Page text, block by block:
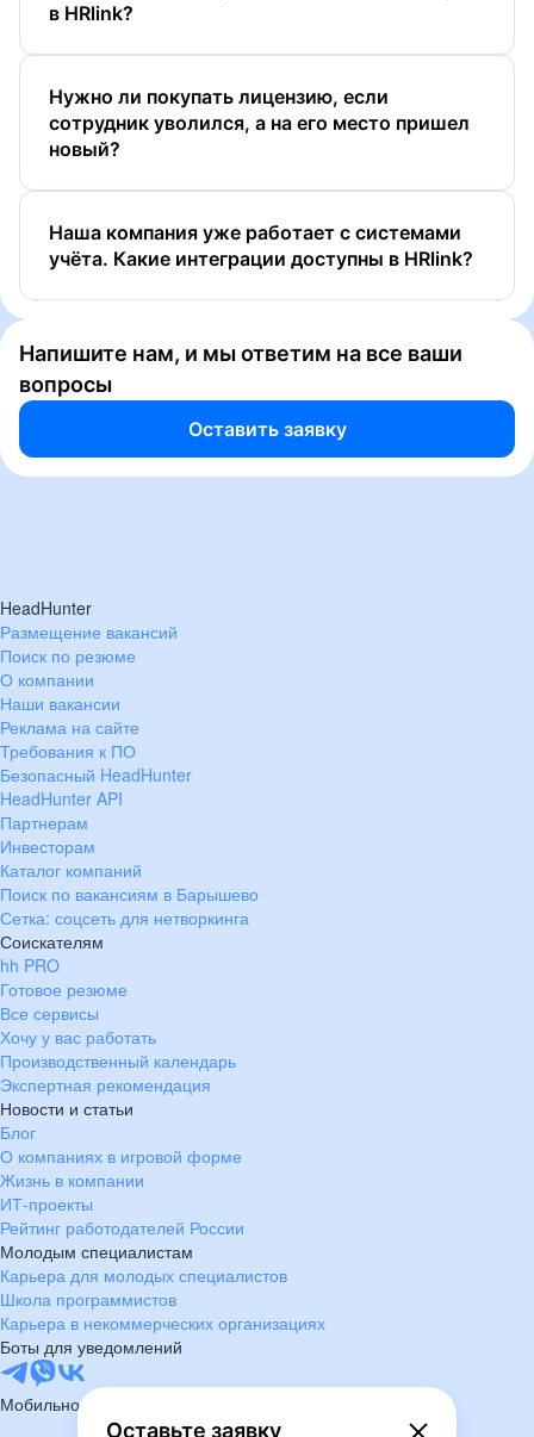
в HRlink?
УНЭП ЕСИА (Госключ)
УКЭП
Нужно ли покупать лицензию, если
сотрудник уволился, а на его место пришел
новый?
Наша компания уже работает с системами
учёта. Какие интеграции доcтупны в HRlink?
Напишите нам, и мы ответим на все ваши
вопросы
Оставить заявку
Оставьте заявку
HeadHunter
Размещение вакансий
Поиск по резюме
О компании
Наши вакансии
Реклама на сайте
Требования к ПО
Безопасный HeadHunter
HeadHunter API
Партнерам
Инвесторам
Каталог компаний
Поиск по вакансиям в Барышево
Сетка: соцсеть для нетворкинга
Соискателям
hh PRO
Готовое резюме
Все сервисы
Хочу у вас работать
Производственный календарь
Экспертная рекомендация
Новости и статьи
Блог
О компаниях в игровой форме
Жизнь в компании
ИТ-проекты
Рейтинг работодателей России
Молодым специалистам
Карьера для молодых специалистов
Школа программистов
Карьера в некоммерческих организациях
Боты для уведомлений
Мобильное приложение